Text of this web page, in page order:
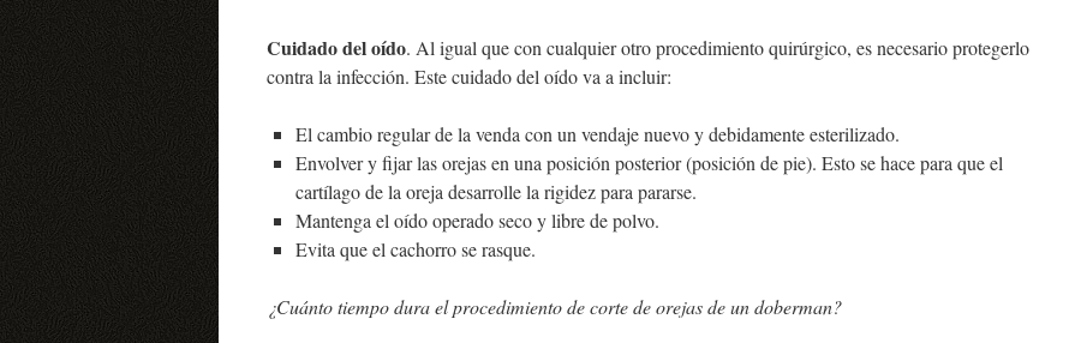
Cuidado del oído. Al igual que con cualquier otro procedimiento quirúrgico, es necesario protegerlo
contra la infección. Este cuidado del oído va a incluir:
El cambio regular de la venda con un vendaje nuevo y debidamente esterilizado.
Envolver y fijar las orejas en una posición posterior (posición de pie). Esto se hace para que el
cartílago de la oreja desarrolle la rigidez para pararse.
Mantenga el oído operado seco y libre de polvo.
Evita que el cachorro se rasque.
¿Cuánto tiempo dura el procedimiento de corte de orejas de un doberman?